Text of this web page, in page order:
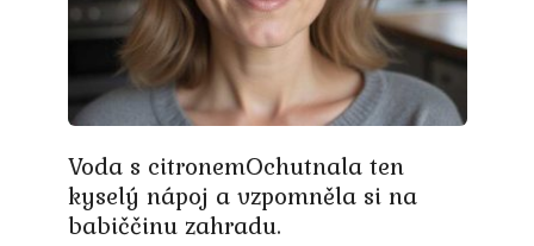
Voda s citronemOchutnala ten
kyselý nápoj a vzpomněla si na
babiččinu zahradu.